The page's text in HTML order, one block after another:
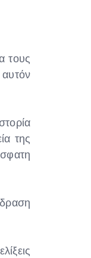
τους
αυτόν
της